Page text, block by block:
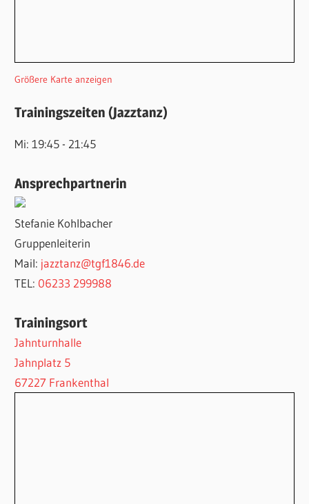
Größere Karte anzeigen
Trainingszeiten (Jazztanz)
Mi: 19:45 - 21:45
Ansprechpartnerin
Stefanie Kohlbacher
Gruppenleiterin
Mail: jazztanz@tgf1846.de
TEL: 06233 299988
Trainingsort
Jahnturnhalle
Jahnplatz 5
67227 Frankenthal